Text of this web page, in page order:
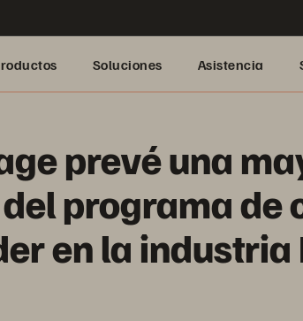
Soluciones Asistencia
prevé una
programa de
en la industria